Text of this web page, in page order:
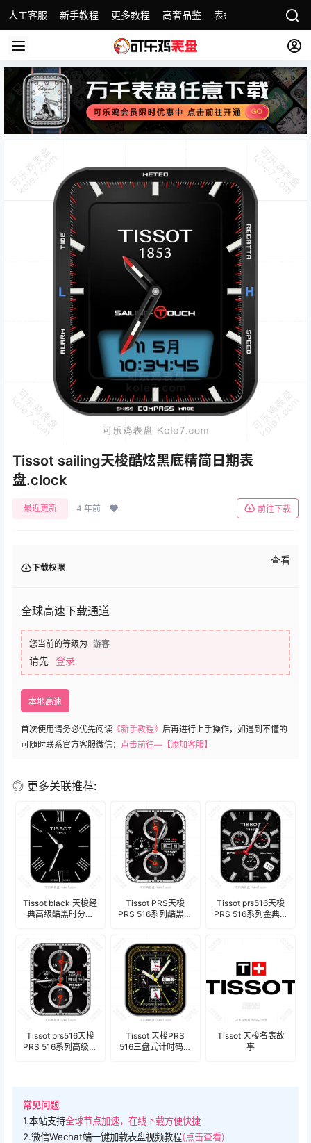
人工客服 新手教程 更多教程 高奢品鉴 表盘精选 名表故事
Tissot sailing天梭酷炫黑底精简日期表
盘.clock
最近更新 4 年前 前往下载
下载权限
查看
全球高速下载通道
您当前的等级为 游客
请先 登录
本地高速
首次使用请务必优先阅读 《新手教程》 后再进行上手操作，如遇到不懂的
可随时联系官方客服微信： 点击前往—【添加客服】
◎ 更多关联推荐:
Tissot black 天梭经
典高级酷黑时分男
Tissot PRS天梭
PRS 516系列酷黑三
Tissot prs516天梭
PRS 516系列金典酷
Tissot prs516天梭
PRS 516系列高级灰
Tissot 天梭PRS
516三盘式计时码年
Tissot 天梭名表故
事
常见问题
1.本站支持全球节点加速，在线下载方便快捷
2.微信Wechat端一键加载表盘视频教程(点击查看)